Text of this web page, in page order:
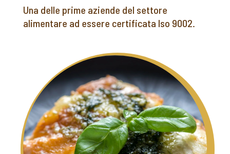
Una delle prime aziende del settore
alimentare ad essere certificata Iso 9002.